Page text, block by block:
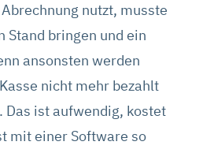
nutzt, musste
Stand bringen und ein
ansonsten werden
nicht mehr bezahlt
Das ist aufwendig, kostet
mit einer Software so